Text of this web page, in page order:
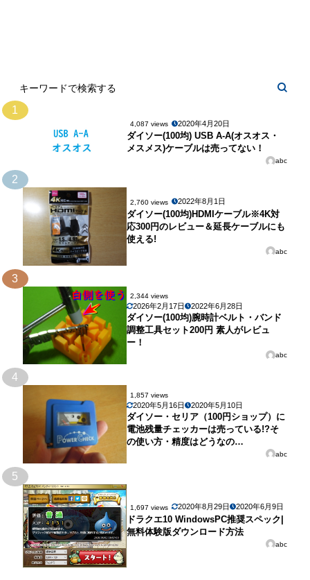
1
4,087 views 2020年4月20日
ダイソー(100均) USB A-A(オスオス・
メスメス)ケーブルは売ってない！
abc
2
2,760 views 2022年8月1日
ダイソー(100均)HDMIケーブル※4K対
応300円のレビュー＆延長ケーブルにも
使える!
abc
3
2,344 views
2026年2月17日 2022年6月28日
ダイソー(100均)腕時計ベルト・バンド
調整工具セット200円 素人がレビュ
ー！
abc
4
1,857 views
2020年5月16日 2020年5月10日
ダイソー・セリア（100円ショップ）に
電池残量チェッカーは売っている!?そ
の使い方・精度はどうなの…
abc
5
1,697 views 2020年8月29日 2020年6月9日
ドラクエ10 WindowsPC推奨スペック|
無料体験版ダウンロード方法
abc